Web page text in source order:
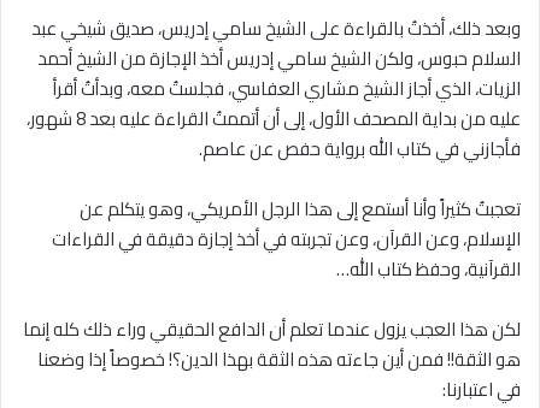
وبعد ذلك، أخذتُ بالقراءة على الشيخ سامي إدريس، صديق شيخي عبد
السلام حبوس، ولكن الشيخ سامي إدريس أخذ الإجازة من الشيخ أحمد
الزيات، الذي أجاز الشيخ مشاري العفاسي، فجلستُ معه، وبدأتُ أقرأ
عليه من بداية المصحف الأول، إلى أن أتممتُ القراءة عليه بعد 8 شهور،
فأجازني في كتاب الله برواية حفص عن عاصم.
تعجبتُ كثيراً وأنا أستمع إلى هذا الرجل الأمريكي، وهو يتكلم عن
الإسلام، وعن القرآن، وعن تجربته في أخذ إجازة دقيقة في القراءات
القرآنية، وحفظ كتاب الله…
لكن هذا العجب يزول عندما تعلم أن الدافع الحقيقي وراء ذلك كله إنما
هو الثقة!! فمن أين جاءته هذه الثقة بهذا الدين؟! خصوصاً إذا وضعنا
في اعتبارنا: